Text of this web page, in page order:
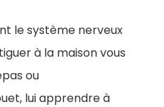
le système nerveux
à la maison vous
ou
lui apprendre à